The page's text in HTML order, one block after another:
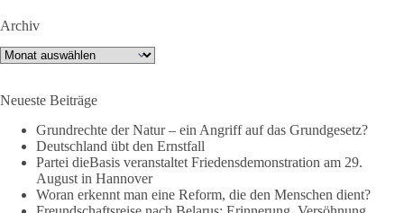
dieBasis meint:
Wer Menschen für politische Interessen instrumentalisiert,
Europa braucht eine Migrationspolitik, die auf drei
Grundpfeilern beruht:
✅ Achtung der Menschenwürde
✅ Wahrung rechtsstaatlicher Verfahren
Archiv
Archiv
Neueste Beiträge
Grundrechte der Natur – ein Angriff auf das Grundgesetz?
Deutschland übt den Ernstfall
Partei dieBasis veranstaltet Friedensdemonstration am 29.
August in Hannover
Woran erkennt man eine Reform, die den Menschen dient?